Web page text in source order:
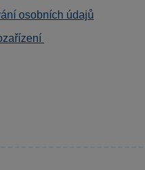
osobních údajů